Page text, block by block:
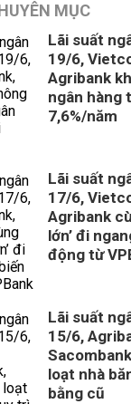
MỤC
Lãi suất
19/6,
Agribank
ngân hàng
7,6%/năm
Lãi suất
17/6,
Agribank
lớn’ đi
động từ
Lãi suất
15/6,
loạt nhà
bằng cũ